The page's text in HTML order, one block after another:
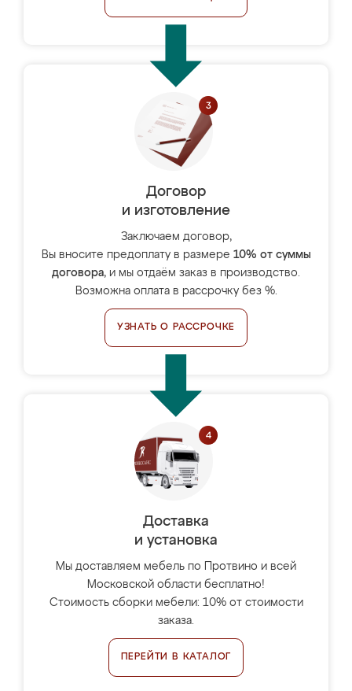
Договор
и изготовление
Заключаем договор,
Вы вносите предоплату в размере 10% от суммы
договора, и мы отдаём заказ в производство.
Возможна оплата в рассрочку без %.
УЗНАТЬ О РАССРОЧКЕ
Доставка
и установка
Мы доставляем мебель по Протвино и всей
Московской области бесплатно!
Стоимость сборки мебели: 10% от стоимости
заказа.
ПЕРЕЙТИ В КАТАЛОГ